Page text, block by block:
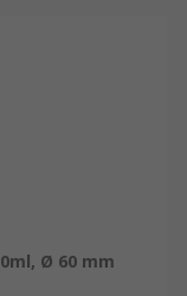
Ø 60 mm